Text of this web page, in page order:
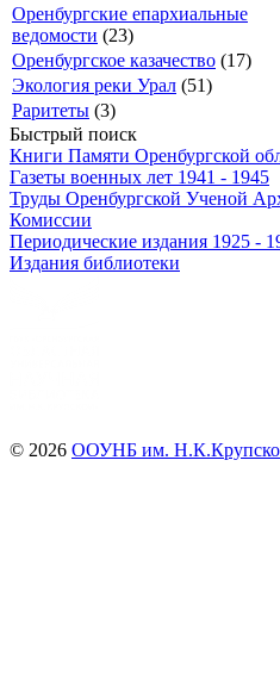
Оренбургские епархиальные
ведомости (23)
Оренбургское казачество (17)
Экология реки Урал (51)
Раритеты (3)
Быстрый поиск
Книги Памяти Оренбургской
Газеты военных лет 1941 - 1945
Труды Оренбургской Ученой
Комиссии
Периодические издания 1925 -
Издания библиотеки
© 2026 ООУНБ им.